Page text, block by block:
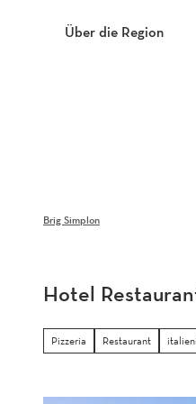
Über die Region
Brig Simplon
Hotel
Pizzeria Restaurant